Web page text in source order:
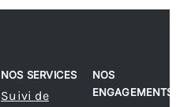
NOS SERVICES
Suivi de
NOS
ENGAGEMENTS